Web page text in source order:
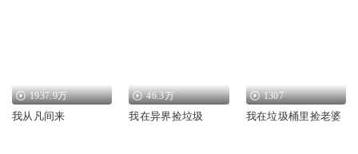
1937.9万
我从凡间来
46.3万
我在异界捡垃圾
1307
我在垃圾桶里捡老婆